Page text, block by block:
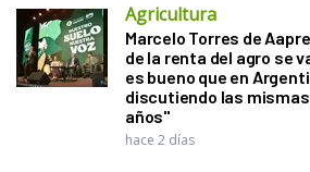
Agricultura
Marcelo Torres de
de la renta del agro se
es bueno que en
discutiendo las
años"
hace 2 días